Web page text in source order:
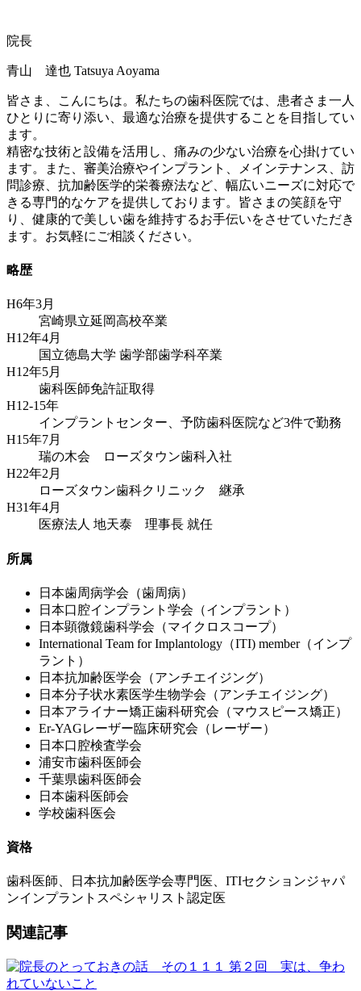
院長
青山 達也 Tatsuya Aoyama
皆さま、こんにちは。私たちの歯科医院では、患者さま一人
ひとりに寄り添い、最適な治療を提供することを目指してい
ます。
精密な技術と設備を活用し、痛みの少ない治療を心掛けてい
ます。また、審美治療やインプラント、メインテナンス、訪
問診療、抗加齢医学的栄養療法など、幅広いニーズに対応で
きる専門的なケアを提供しております。皆さまの笑顔を守
り、健康的で美しい歯を維持するお手伝いをさせていただき
ます。お気軽にご相談ください。
略歴
H6年3月
宮崎県立延岡高校卒業
H12年4月
国立徳島大学 歯学部歯学科卒業
H12年5月
歯科医師免許証取得
H12-15年
インプラントセンター、予防歯科医院など3件で勤務
H15年7月
瑞の木会 ローズタウン歯科入社
H22年2月
ローズタウン歯科クリニック 継承
H31年4月
医療法人 地天泰 理事長 就任
所属
日本歯周病学会（歯周病）
日本口腔インプラント学会（インプラント）
日本顕微鏡歯科学会（マイクロスコープ）
International Team for Implantology（ITI) member（インプ
ラント）
日本抗加齢医学会（アンチエイジング）
日本分子状水素医学生物学会（アンチエイジング）
日本アライナー矯正歯科研究会（マウスピース矯正）
Er-YAGレーザー臨床研究会（レーザー）
日本口腔検査学会
浦安市歯科医師会
千葉県歯科医師会
日本歯科医師会
学校歯科医会
資格
歯科医師、日本抗加齢医学会専門医、ITIセクションジャパ
ンインプラントスペシャリスト認定医
関連記事